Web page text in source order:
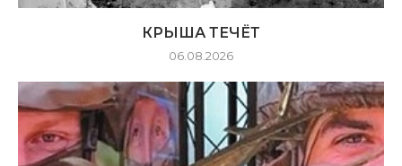
КРЫША ТЕЧЁТ
06.08.2026